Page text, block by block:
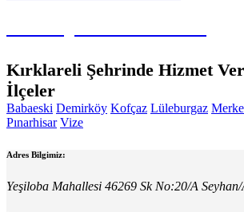
Kırklareli Şehrinde Hizmet
İlçeler
Babaeski Demirköy Kofçaz Lüleburgaz
Pınarhisar Vize
Adres Bilgimiz:
Yeşiloba Mahallesi 46269 Sk No:20/A